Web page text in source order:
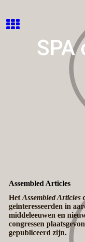
Assembled Articles
Het Assembled Articles
geïnteresseerden in
middeleeuwen en
congressen
gepubliceerd zijn.